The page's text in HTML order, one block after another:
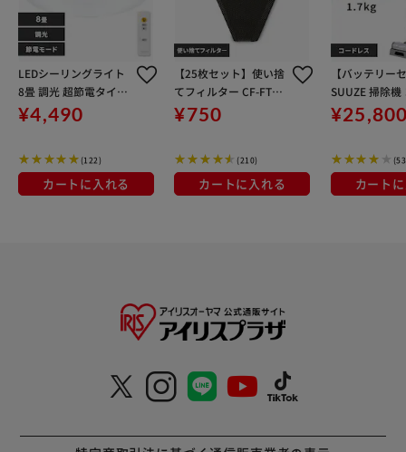
LEDシーリングライト
8畳 調光 超節電タイプ
節電 リビング 照明 CE
P8D-7.0
¥4,490
(122)
カートに入れる
【25枚セット】使い捨
てフィルター CF-FT1
(布団クリーナー: FCA-
¥750
(210)
カートに入れる
【バッテリー
SUUZE 掃除機
レス サイクロ
付 置くだけで
カート